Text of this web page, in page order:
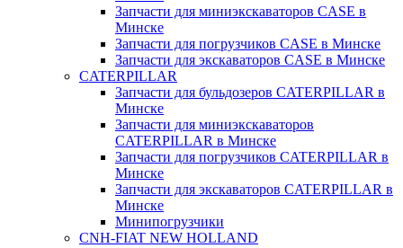
Запчасти для миниэкскаваторов CASE в
Минске
Запчасти для погрузчиков CASE в Минске
Запчасти для экскаваторов CASE в Минске
CATERPILLAR
Запчасти для бульдозеров CATERPILLAR в
Минске
Запчасти для миниэкскаваторов
CATERPILLAR в Минске
Запчасти для погрузчиков CATERPILLAR в
Минске
Запчасти для экскаваторов CATERPILLAR в
Минскe
Минипогрузчики
CNH-FIAT NEW HOLLAND